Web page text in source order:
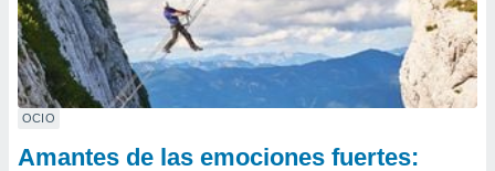
OCIO
Amantes de las emociones fuertes: